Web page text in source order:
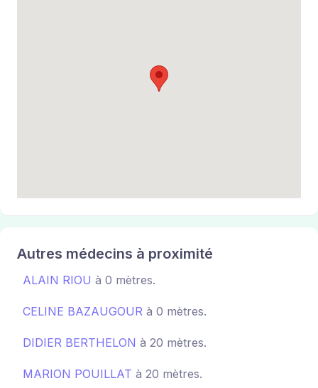
Autres médecins à proximité
ALAIN RIOU à 0 mètres.
CELINE BAZAUGOUR à 0 mètres.
DIDIER BERTHELON à 20 mètres.
MARION POUILLAT à 20 mètres.